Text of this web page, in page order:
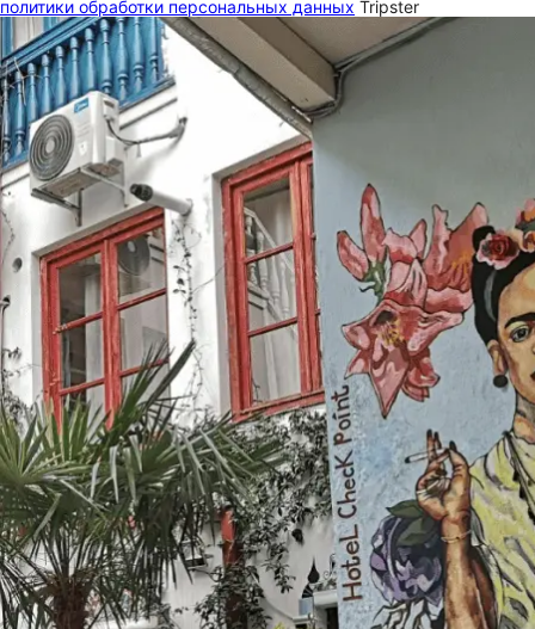
политики обработки персональных данных Tripster